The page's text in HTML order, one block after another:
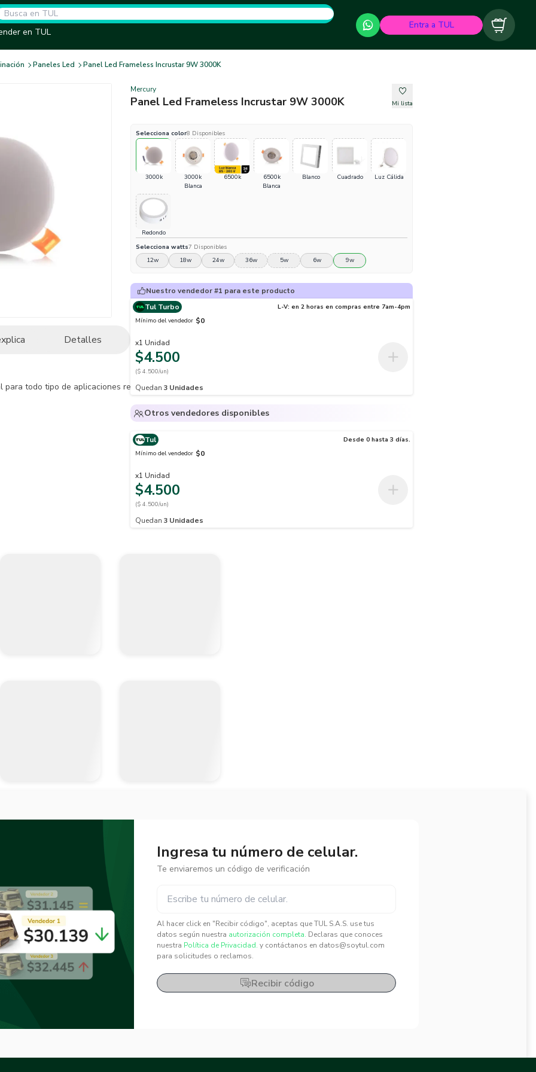
en TUL
Entra a TUL Carrito
Paneles Led Panel Led Frameless Incrustar 9W 3000K
Detalles
para todo tipo de aplicaciones residenciales, comerciales y oficinas.
Mercury
Panel Led Frameless Incrustar 9W 3000K Mi lista
Selecciona color8 Disponibles
3000k
3000k
Blanca
6500k
6500k
Blanca
Blanco Cuadrado Luz Cálida
Redondo
Selecciona watts7 Disponibles
12w
18w 24w 36w 5w 6w 9w
Nuestro vendedor #1 para este producto
Tul Turbo
L-V: en 2 horas en compras entre 7am-4pm
Mínimo del vendedor $0
x1 Unidad
$4.500
($ 4.500/un)
Quedan 3 Unidades
Otros vendedores disponibles
Tul
Desde 0 hasta 3 días.
Mínimo del vendedor $0
x1 Unidad
$4.500
($ 4.500/un)
Quedan 3 Unidades
Ingresa tu número de celular.
Te enviaremos un código de verificación
Al hacer click en "Recibir código", aceptas que TUL S.A.S. use tus
datos según nuestra autorización completa. Declaras que conoces
nuestra Política de Privacidad. y contáctanos en datos@soytul.com
para solicitudes o reclamos.
Recibir código